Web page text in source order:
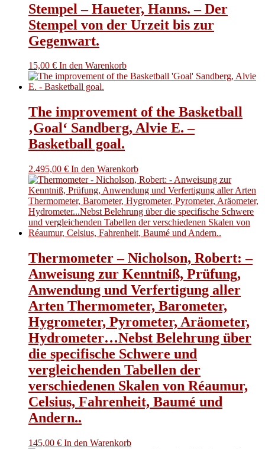
Stempel – Haueter, Hanns. – Der
Stempel von der Urzeit bis zur
Gegenwart.
15,00 € In den Warenkorb
The improvement of the Basketball
‚Goal‘ Sandberg, Alvie E. –
Basketball goal.
2.495,00 € In den Warenkorb
Thermometer – Nicholson, Robert: –
Anweisung zur Kenntniß, Prüfung,
Anwendung und Verfertigung aller
Arten Thermometer, Barometer,
Hygrometer, Pyrometer, Aräometer,
Hydrometer…Nebst Belehrung über
die specifische Schwere und
vergleichenden Tabellen der
verschiedenen Skalen von Réaumur,
Celsius, Fahrenheit, Baumé und
Andern..
145,00 € In den Warenkorb